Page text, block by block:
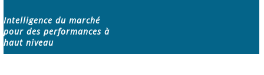
Intelligence du marché
pour des performances à
haut niveau